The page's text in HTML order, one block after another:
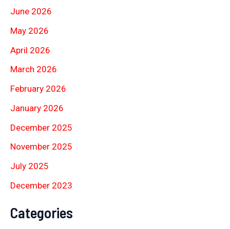
June 2026
May 2026
April 2026
March 2026
February 2026
January 2026
December 2025
November 2025
July 2025
December 2023
Categories